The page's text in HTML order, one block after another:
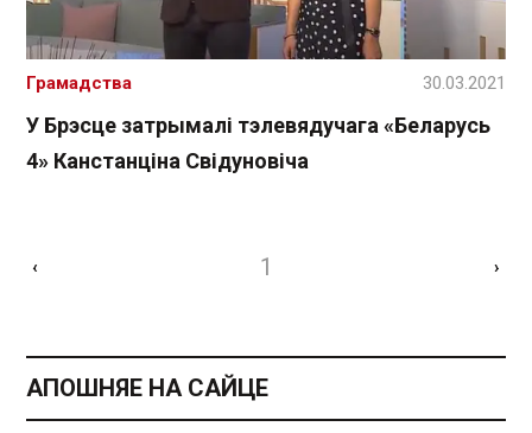
У Брэсце затрымалі тэлевядучага «Беларусь
4» Канстанціна Свідуновіча
Грамадства 30.03.2021
‹ 1 ›
АПОШНЯЕ НА САЙЦЕ